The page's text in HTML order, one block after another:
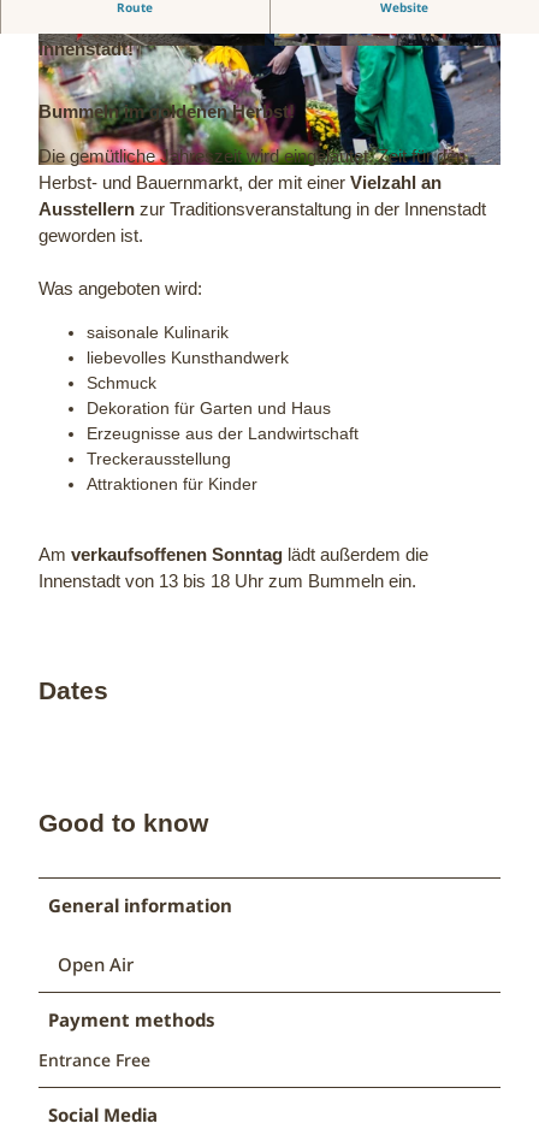
© Staatsbad Bad Oeynhausen / S. Wedler | CC-BY-NC-ND
© Staatsbad Bad Oeynhausen |
CC-BY-NC-ND
© Staatsbad Bad Oeynhausen |
CC-BY-NC-ND
Route Website
Innenstadt!
Bummeln im goldenen Herbst!
Die gemütliche Jahreszeit wird eingeläutet. Zeit für den
Herbst- und Bauernmarkt, der mit einer Vielzahl an
Ausstellern zur Traditionsveranstaltung in der Innenstadt
geworden ist.
Was angeboten wird:
saisonale Kulinarik
liebevolles Kunsthandwerk
Schmuck
Dekoration für Garten und Haus
Erzeugnisse aus der Landwirtschaft
Treckerausstellung
Attraktionen für Kinder
Am verkaufsoffenen Sonntag lädt außerdem die
Innenstadt von 13 bis 18 Uhr zum Bummeln ein.
Dates
Good to know
General information
Open Air
Payment methods
Entrance Free
Social Media